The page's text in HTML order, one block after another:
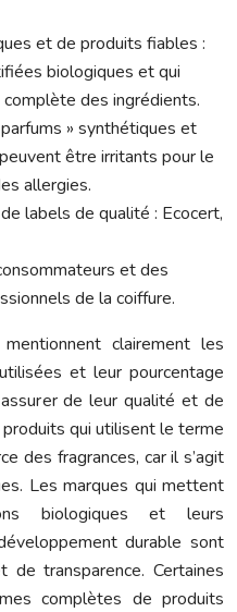
et de produits fiables :
biologiques et qui
des ingrédients.
» synthétiques et
être irritants pour le
allergies.
labels de qualité : Ecocert,
et des
de la coiffure.
clairement les
et leur pourcentage
de leur qualité et de
qui utilisent le terme
des fragrances, car il s’agit
Les marques qui mettent
biologiques et leurs
durable sont
transparence. Certaines
complètes de produits